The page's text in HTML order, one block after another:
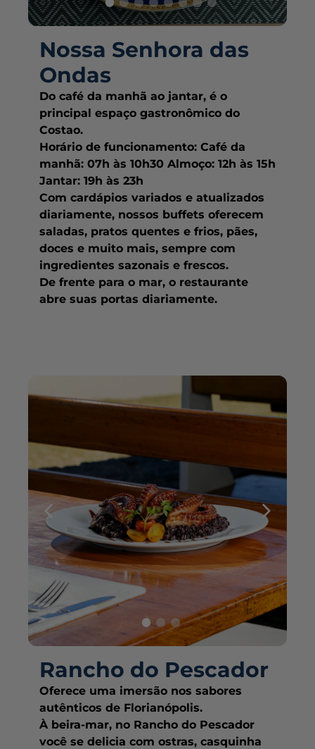
Nossa Senhora das
Ondas
Do café da manhã ao jantar, é o
principal espaço gastronômico do
Costao.
Horário de funcionamento: Café da
manhã: 07h às 10h30 Almoço: 12h às 15h
Jantar: 19h às 23h
Com cardápios variados e atualizados
diariamente, nossos buffets oferecem
saladas, pratos quentes e frios, pães,
doces e muito mais, sempre com
ingredientes sazonais e frescos.
De frente para o mar, o restaurante
abre suas portas diariamente.
Rancho do Pescador
Oferece uma imersão nos sabores
autênticos de Florianópolis.
À beira-mar, no Rancho do Pescador
você se delicia com ostras, casquinha